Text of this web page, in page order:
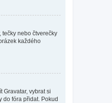
nebo čtverečky
každého
Gravatar, vybrat si
do fóra přidat. Pokud